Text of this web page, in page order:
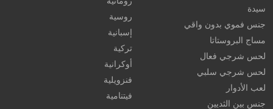
سيدة
جنس فموي بدون واقي
مساج البروستاتا
لحس شرجي فعال
لحس شرجي سلبي
لعب الأدوار
جنس بين الثديين
روسية
إسبانية
تركية
أوكرانية
فنزويلية
فيتنامية